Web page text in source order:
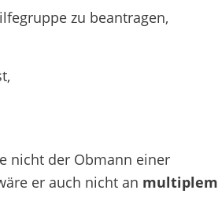
zu beantragen,
nicht der Obmann einer
er auch nicht an multiplem